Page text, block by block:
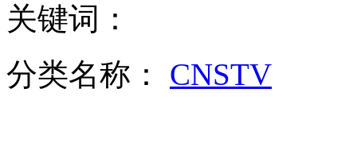
关键词：
分类名称： CNSTV